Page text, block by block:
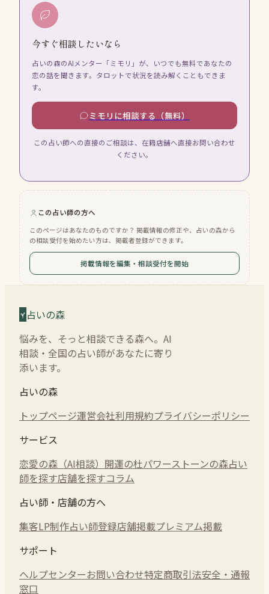
今すぐ相談したいなら
占いの森のAIメンター「ミモリ」が、いつでも無料であなたの
恋の話を聞きます。タロットで状況を読み解くこともできま
す。
ミモリに相談する（無料）
この占い師への直接のご相談は、在籍店舗へ直接お問い合わせ
ください。
この占い師の方へ
このページはあなたのものですか？ 掲載情報の修正や、占いの森から
の相談受付を始めたい方は、掲載者登録ができます。
掲載情報を編集・相談受付を開始
占いの森
悩みを、そっと相談できる森へ。AI
相談・全国の占い師があなたに寄り
添います。
占いの森
トップページ運営会社利用規約プライバシーポリシー
サービス
恋愛の森（AI相談） 開運の杜パワーストーンの森占い
師を探す店舗を探すコラム
占い師・店舗の方へ
集客LP制作占い師登録店舗掲載プレミアム掲載
サポート
ヘルプセンターお問い合わせ特定商取引法安全・通報
窓口